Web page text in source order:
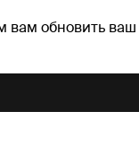
вам обновить ваш